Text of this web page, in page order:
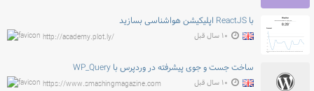
با ReactJS اپلیکیشن هواشناسی بسازید
http://academy.plot.ly/ ۱۰ سال قبل
ساخت جست و جوی پیشرفته در وردپرس با WP_Query
https://www.smashingmagazine.com ۱۰ سال قبل